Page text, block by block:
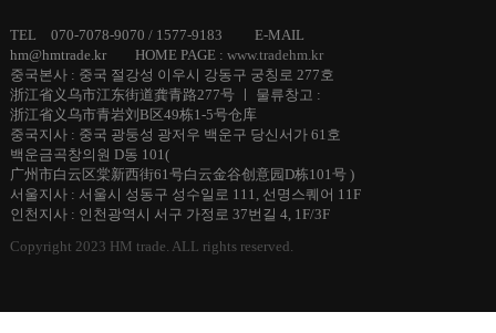
TEL 070-7078-9070 / 1577-9183 E-MAIL
hm@hmtrade.kr HOME PAGE : www.tradehm.kr
중국본사 : 중국 절강성 이우시 강동구 궁칭로 277호
浙江省义乌市江东街道龚青路277号 ㅣ 물류창고 :
浙江省义乌市青岩刘B区49栋1-5号仓库
중국지사 : 중국 광둥성 광저우 백운구 당신서가 61호
백운금곡창의원 D동 101(
广州市白云区棠新西街61号白云金谷创意园D栋101号 )
서울지사 : 서울시 성동구 성수일로 111, 선명스퀘어 11F
인천지사 : 인천광역시 서구 가정로 37번길 4, 1F/3F
Copyright 2023 HM trade. ALL rights reserved.